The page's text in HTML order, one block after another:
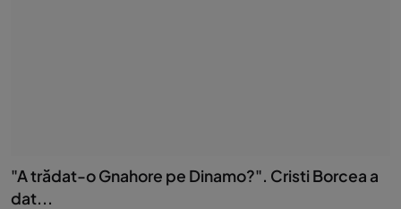
"A trădat-o Gnahore pe Dinamo?". Cristi Borcea a
dat...